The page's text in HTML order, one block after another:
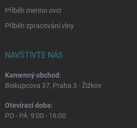
Příběh merino ovcí
Příběh zpracování vlny
NAVŠTIVTE NÁS
Kamenný obchod:
Biskupcova 37, Praha 3 - Žižkov
Otevírací doba:
PO - PÁ: 9:00 - 16:00